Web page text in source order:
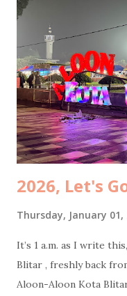
saya sekarang berapa,
gaya bahasanya masih
sih, hehe). Tapi
pure banget, nyaris
sekarang pun masih
film dokumenter
sendiri, kadang bikin
2026, Let's
Thursday, January 01,
It’s 1 a.m. as I write
Blitar , freshly back
Aloon-Aloon Kota